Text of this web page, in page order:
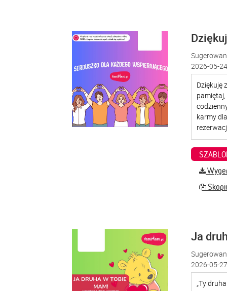
2026-05-
Ja
2026-05-